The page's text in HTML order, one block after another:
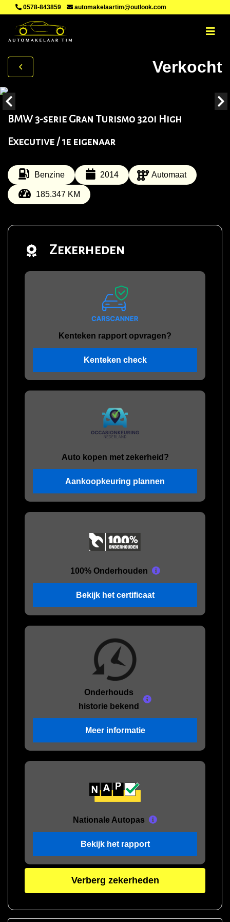
0578-843859 automakelaartim@outlook.com
Verkocht
BMW 3-serie Gran Turismo 320i High
Executive / 1e eigenaar
Benzine 2014 Automaat
185.347 KM
Zekerheden
Kenteken rapport opvragen?
Kenteken check
Auto kopen met zekerheid?
Aankoopkeuring plannen
100% Onderhouden
Bekijk het certificaat
Onderhouds
historie bekend
Meer informatie
Nationale Autopas
Bekijk het rapport
Verberg zekerheden